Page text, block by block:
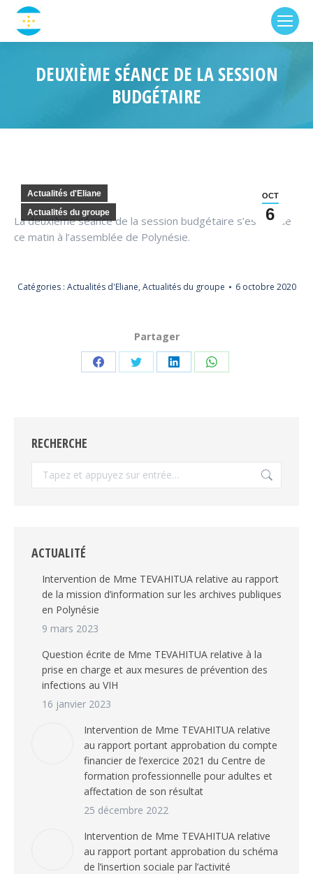
DEUXIÈME SÉANCE DE LA SESSION
BUDGÉTAIRE
OCT
6
Actualités d'Eliane
Actualités du groupe
La deuxième séance de la session budgétaire s’est tenue
ce matin à l’assemblée de Polynésie.
Catégories : Actualités d'Eliane, Actualités du groupe 6 octobre 2020
Partager
PartagerPartagerPartagerPartager
RECHERCHE
Recherche
ACTUALITÉ
Intervention de Mme TEVAHITUA relative au rapport
de la mission d’information sur les archives publiques
en Polynésie
9 mars 2023
Question écrite de Mme TEVAHITUA relative à la
prise en charge et aux mesures de prévention des
infections au VIH
16 janvier 2023
Intervention de Mme TEVAHITUA relative
au rapport portant approbation du compte
financier de l’exercice 2021 du Centre de
formation professionnelle pour adultes et
affectation de son résultat
25 décembre 2022
Intervention de Mme TEVAHITUA relative
au rapport portant approbation du schéma
de l’insertion sociale par l’activité